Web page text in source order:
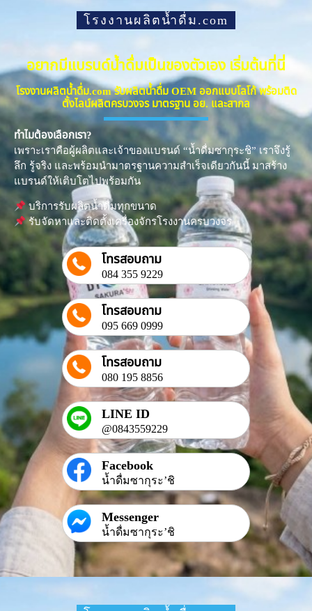
โรงงานผลิตน้ำดื่ม.com
อยากมีแบรนด์น้ำดื่มเป็นของตัวเอง เริ่มต้นที่นี่
โรงงานผลิตน้ำดื่ม.com รับผลิตน้ำดื่ม OEM ออกแบบโลโก้ พร้อมติด
ตั้งไลน์ผลิตครบวงจร มาตรฐาน อย. และสากล
ทำไมต้องเลือกเรา?
เพราะเราคือผู้ผลิตและเจ้าของแบรนด์ “น้ำดื่มซากุระชิ” เราจึงรู้
ลึก รู้จริง และพร้อมนำมาตรฐานความสำเร็จเดียวกันนี้ มาสร้าง
แบรนด์ให้เติบโตไปพร้อมกัน
บริการรับผลิตน้ำดื่มทุกขนาด
รับจัดหาและติดตั้งเครื่องจักรโรงงานครบวงจร
โทรสอบถาม
084 355 9229
โทรสอบถาม
095 669 0999
โทรสอบถาม
080 195 8856
LINE ID
@0843559229
Facebook
น้ำดื่มซากุระ’ชิ
Messenger
น้ำดื่มซากุระ’ชิ